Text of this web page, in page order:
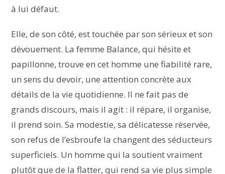
à lui défaut.
Elle, de son côté, est touchée par son sérieux et son
dévouement. La femme Balance, qui hésite et
papillonne, trouve en cet homme une fiabilité rare,
un sens du devoir, une attention concrète aux
détails de la vie quotidienne. Il ne fait pas de
grands discours, mais il agit : il répare, il organise,
il prend soin. Sa modestie, sa délicatesse réservée,
son refus de l’esbroufe la changent des séducteurs
superficiels. Un homme qui la soutient vraiment
plutôt que de la flatter, qui rend sa vie plus simple